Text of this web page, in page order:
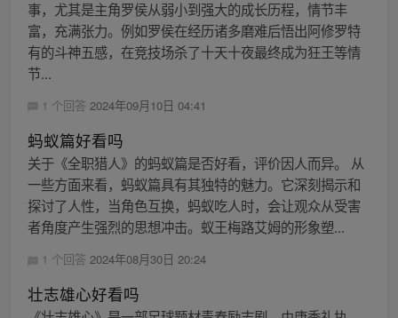
事，尤其是主角罗侯从弱小到强大的成长历程，情节丰
富，充满张力。例如罗侯在经历诸多磨难后悟出阿修罗特
有的斗神五感，在竞技场杀了十天十夜最终成为狂王等情
节...
1 个回答 2024年09月10日 04:41
蚂蚁篇好看吗
关于《全职猎人》的蚂蚁篇是否好看，评价因人而异。 从
一些方面来看，蚂蚁篇具有其独特的魅力。它深刻揭示和
探讨了人性，当角色互换，蚂蚁吃人时，会让观众从受害
者角度产生强烈的思想冲击。蚁王梅路艾姆的形象塑...
1 个回答 2024年08月30日 20:24
壮志雄心好看吗